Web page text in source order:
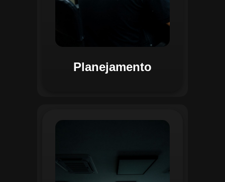
Planejamento
planejadas. Utilizando um videowall
central e sistemas de convergência